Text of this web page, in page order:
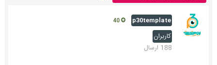
p30template
کاربران
188 ارسال